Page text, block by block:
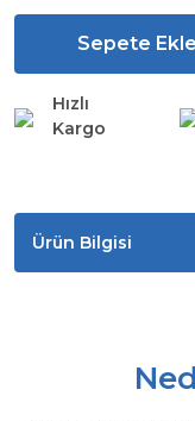
Sepete Ekle
Hızlı
Kargo
Ürün Bilgisi